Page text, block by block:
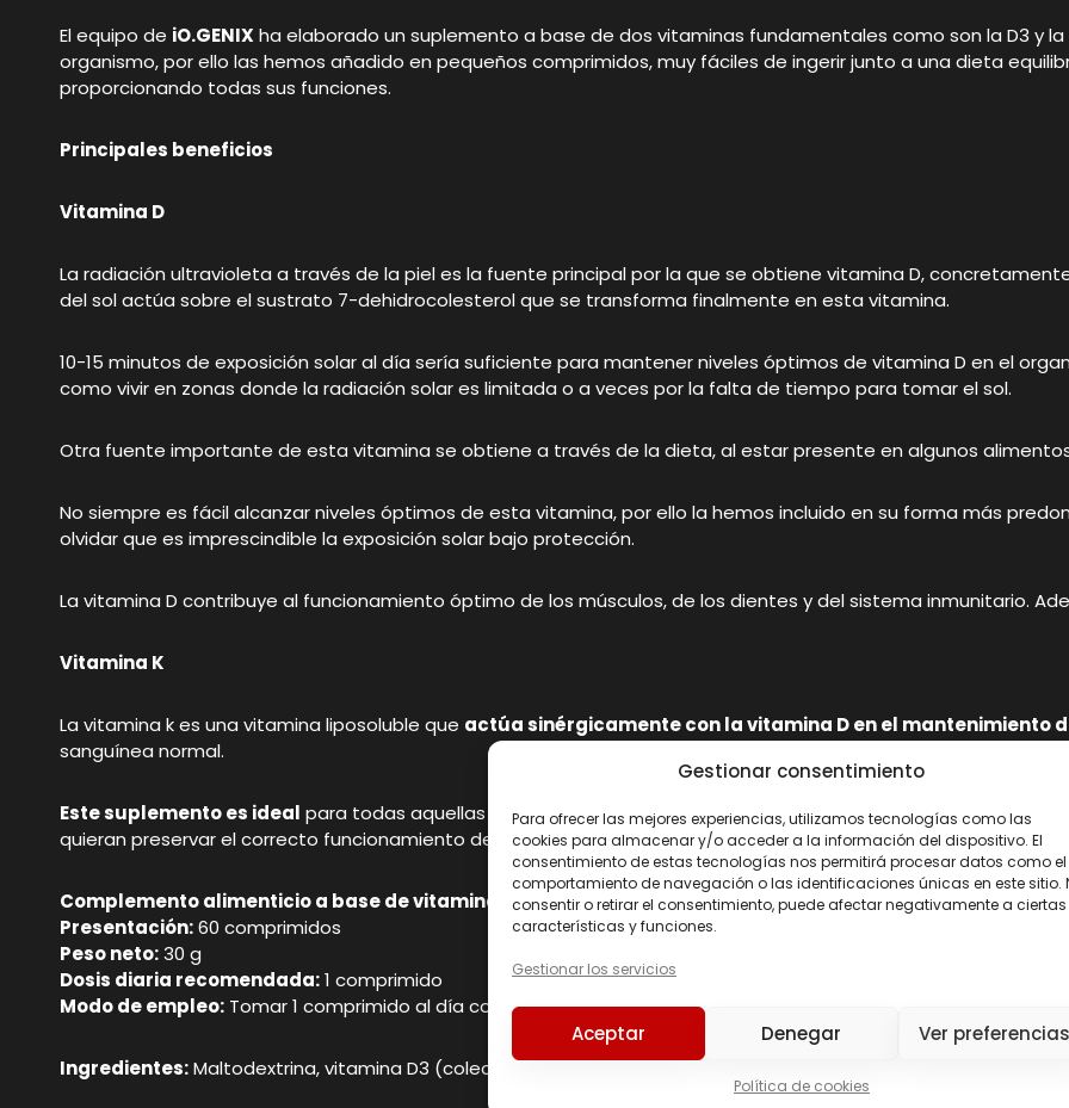
Gestionar consentimiento
Para ofrecer las mejores experiencias, utilizamos tecnologías como las
cookies para almacenar y/o acceder a la información del dispositivo. El
consentimiento de estas tecnologías nos permitirá procesar datos como el
comportamiento de navegación o las identificaciones únicas en este sitio.
consentir o retirar el consentimiento, puede afectar negativamente a ciertas
características y funciones.
Gestionar los servicios
Aceptar Denegar Ver
Política de cookies
El equipo de iO.GENIX ha elaborado un suplemento a base de dos vitaminas fundamentales como son la D3 y
organismo, por ello las hemos añadido en pequeños comprimidos, muy fáciles de ingerir junto a una dieta
proporcionando todas sus funciones.
Principales beneficios
Vitamina D
La radiación ultravioleta a través de la piel es la fuente principal por la que se obtiene vitamina D,
del sol actúa sobre el sustrato 7-dehidrocolesterol que se transforma finalmente en esta vitamina.
10-15 minutos de exposición solar al día sería suficiente para mantener niveles óptimos de vitamina D en el
como vivir en zonas donde la radiación solar es limitada o a veces por la falta de tiempo para tomar el sol.
Otra fuente importante de esta vitamina se obtiene a través de la dieta, al estar presente en algunos
No siempre es fácil alcanzar niveles óptimos de esta vitamina, por ello la hemos incluido en su forma más
olvidar que es imprescindible la exposición solar bajo protección.
La vitamina D contribuye al funcionamiento óptimo de los músculos, de los dientes y del sistema inmunitario.
Vitamina K
La vitamina k es una vitamina liposoluble que actúa sinérgicamente con la vitamina D en el mantenimiento
sanguínea normal.
Este suplemento es ideal para todas aquellas personas que quieran preservar el buen estado de los huesos
quieran preservar el correcto funcionamiento del organismo a partir de un suplemento natural de dos vitaminas
Complemento alimenticio a base de vitaminas
Presentación:60 comprimidos
Peso neto:30 g
Dosis diaria recomendada:1 comprimido
Modo de empleo: Tomar 1 comprimido al día con un vaso de agua
Ingredientes:Maltodextrina, vitamina D3 (colecalciferol) y vitamina K2 (menaquinona 7 (MK-7)).